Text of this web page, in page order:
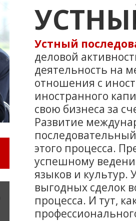
Устный
деловой
деятельность на
отношения с
иностранного
свою бизнеса за
Развитие
этого процесса.
успешному
языков и культур.
выгодных сделок
процесса. И тут,